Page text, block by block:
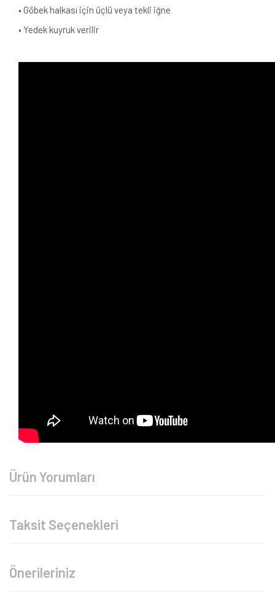
• Göbek halkası için üçlü veya tekli iğne
• Yedek kuyruk verilir
Ürün Yorumları
Taksit Seçenekleri
Önerileriniz